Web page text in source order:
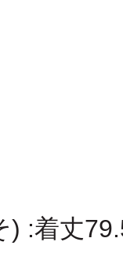
) :着丈